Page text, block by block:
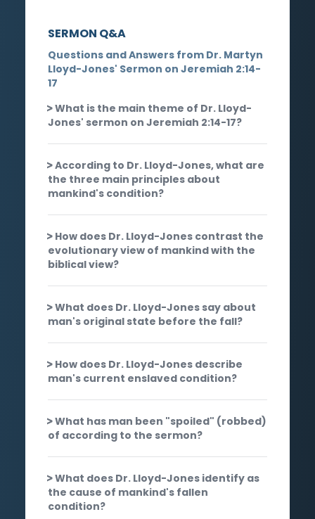
SERMON Q&A
Questions and Answers from Dr. Martyn
Lloyd-Jones' Sermon on Jeremiah 2:14-
17
What is the main theme of Dr. Lloyd-
Jones' sermon on Jeremiah 2:14-17?
According to Dr. Lloyd-Jones, what are
the three main principles about
mankind's condition?
How does Dr. Lloyd-Jones contrast the
evolutionary view of mankind with the
biblical view?
What does Dr. Lloyd-Jones say about
man's original state before the fall?
How does Dr. Lloyd-Jones describe
man's current enslaved condition?
What has man been "spoiled" (robbed)
of according to the sermon?
What does Dr. Lloyd-Jones identify as
the cause of mankind's fallen
condition?